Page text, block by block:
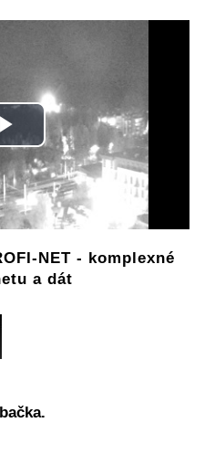
Play
Video
NET - komplexné
a dát